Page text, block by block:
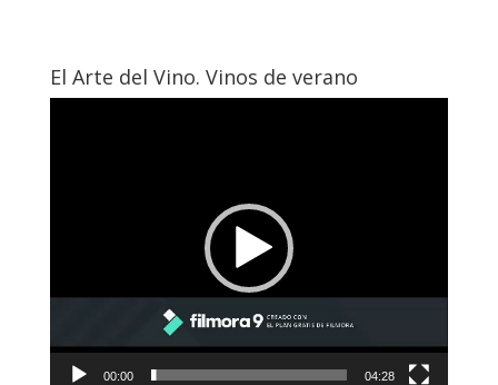
El Arte del Vino. Vinos de verano
00:00 04:28